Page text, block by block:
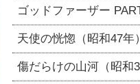
ゴッドファーザー
天使の恍惚（昭和47年）
傷だらけの山河（昭和